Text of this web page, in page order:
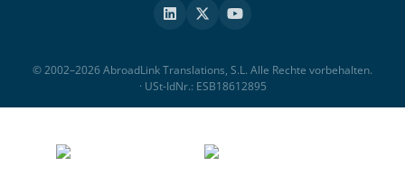
© 2002–2026 AbroadLink Translations, S.L. Alle Rechte vorbehalten.
· USt-IdNr.: ESB18612895